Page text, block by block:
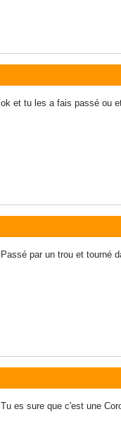
ok et tu les a fais passé ou
Passé par un trou et tourné
Tu es sure que c'est une